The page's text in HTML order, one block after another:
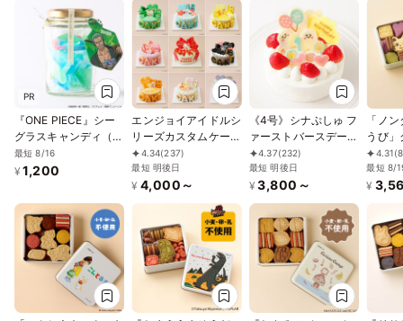
PR
『ONE PIECE』シー
グラスキャンディ（ゾ
ロ）
最短 8/16
¥ 1,200
エンジョイアイドルシ
リーズカスタムケーキ
4号4.34(237)
最短 明後日
¥ 4,000～
《4号》シナぷしゅ フ
ァーストバースデーケ
ーキ【※アレルギー非
対応：原材料の一部
に、小麦・卵・乳成
分・大豆を含む】
4.37(232)
最短 明後日
¥ 3,800～
「ノ
うび」
4.31
最短 8/
¥